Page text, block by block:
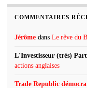
COMMENTAIRES
Jérôme dans Le rêve du
L'Investisseur (très)
actions anglaises
Trade Republic